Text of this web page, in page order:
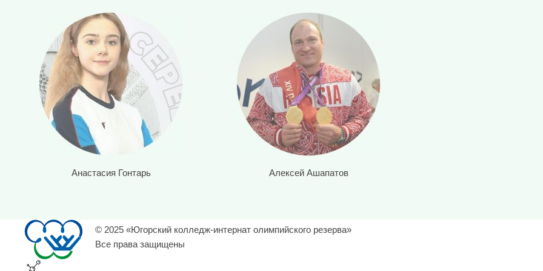
Анастасия Гонтарь Алексей Ашапатов
© 2025 «Югорский колледж-интернат олимпийского резерва»
Все права защищены